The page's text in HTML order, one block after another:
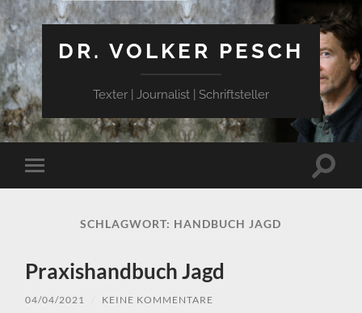
DR. VOLKER PESCH
Texter | Journalist | Schriftsteller
Mobile-
Menü
SCHLAGWORT: HANDBUCH JAGD
Praxishandbuch Jagd
04/04/2021 KEINE KOMMENTARE